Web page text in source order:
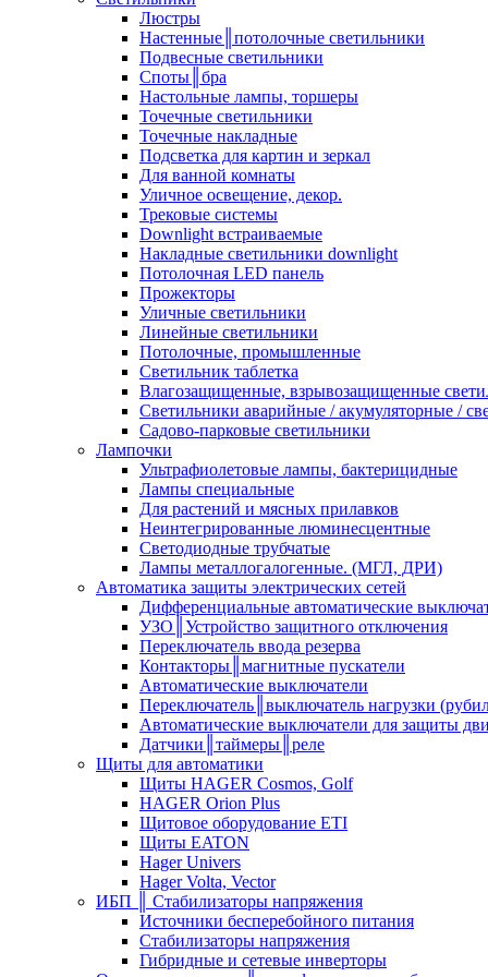
Люстры
Настенные║потолочные светильники
Подвесные светильники
Споты║бра
Настольные лампы, торшеры
Точечные светильники
Точечные накладные
Подсветка для картин и зеркал
Для ванной комнаты
Уличное освещение, декор.
Трековые системы
Downlight встраиваемые
Накладные светильники downlight
Потолочная LED панель
Прожекторы
Уличные светильники
Линейные светильники
Потолочные, промышленные
Светильник таблетка
Влагозащищенные, взрывозащищенные
Светильники аварийные / акумуляторные /
Садово-парковые светильники
Лампочки
Ультрафиолетовые лампы, бактерицидные
Лампы специальные
Для растений и мясных прилавков
Неинтегрированные люминесцентные
Светодиодные трубчатые
Лампы металлогалогенные. (МГЛ, ДРИ)
Автоматика защиты электрических сетей
Дифференциальные автоматические
УЗО║Устройство защитного отключения
Переключатель ввода резерва
Контакторы║магнитные пускатели
Автоматические выключатели
Переключатель║выключатель нагрузки
Автоматические выключатели для защиты
Датчики║таймеры║реле
Щиты для автоматики
Щиты HAGER Cosmos, Golf
HAGER Orion Plus
Щитовое оборудование ETI
Щиты EATON
Hager Univers
Hager Volta, Vector
ИБП ║ Стабилизаторы напряжения
Источники бесперебойного питания
Стабилизаторы напряжения
Гибридные и сетевые инверторы